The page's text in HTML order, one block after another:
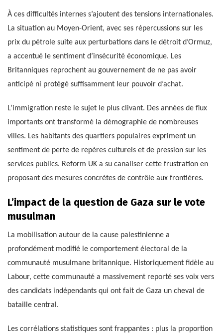
À ces difficultés internes s’ajoutent des tensions internationales.
La situation au Moyen-Orient, avec ses répercussions sur les
prix du pétrole suite aux perturbations dans le détroit d’Ormuz,
a accentué le sentiment d’insécurité économique. Les
Britanniques reprochent au gouvernement de ne pas avoir
anticipé ni protégé suffisamment leur pouvoir d’achat.
L’immigration reste le sujet le plus clivant. Des années de flux
importants ont transformé la démographie de nombreuses
villes. Les habitants des quartiers populaires expriment un
sentiment de perte de repères culturels et de pression sur les
services publics. Reform UK a su canaliser cette frustration en
proposant des mesures concrètes de contrôle aux frontières.
L’impact de la question de Gaza sur le vote
musulman
La mobilisation autour de la cause palestinienne a
profondément modifié le comportement électoral de la
communauté musulmane britannique. Historiquement fidèle au
Labour, cette communauté a massivement reporté ses voix vers
des candidats indépendants qui ont fait de Gaza un cheval de
bataille central.
Les corrélations statistiques sont frappantes : plus la proportion